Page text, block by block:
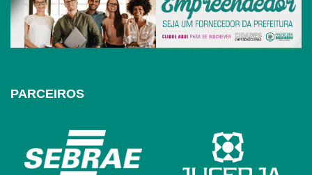
PARCEIROS